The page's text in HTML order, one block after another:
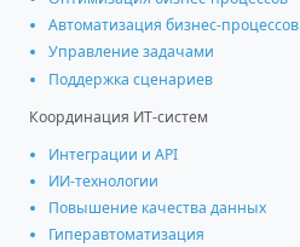
Автоматизация бизнес-процессов
Управление задачами
Поддержка сценариев
Координация ИТ-систем
Интеграции и АРІ
ИИ-технологии
Повышение качества данных
Гиперавтоматизация